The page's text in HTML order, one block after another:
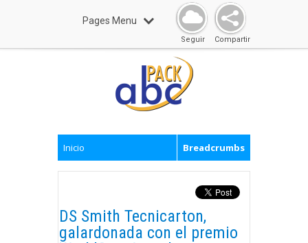
Pages Menu
Compartir
Seguir
Inicio Breadcrumbs
DS Smith Tecnicarton,
galardonada con el premio